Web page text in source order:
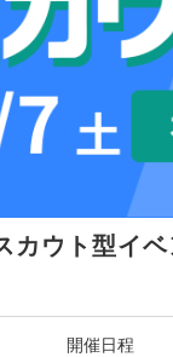
カウト型イ
開催日程